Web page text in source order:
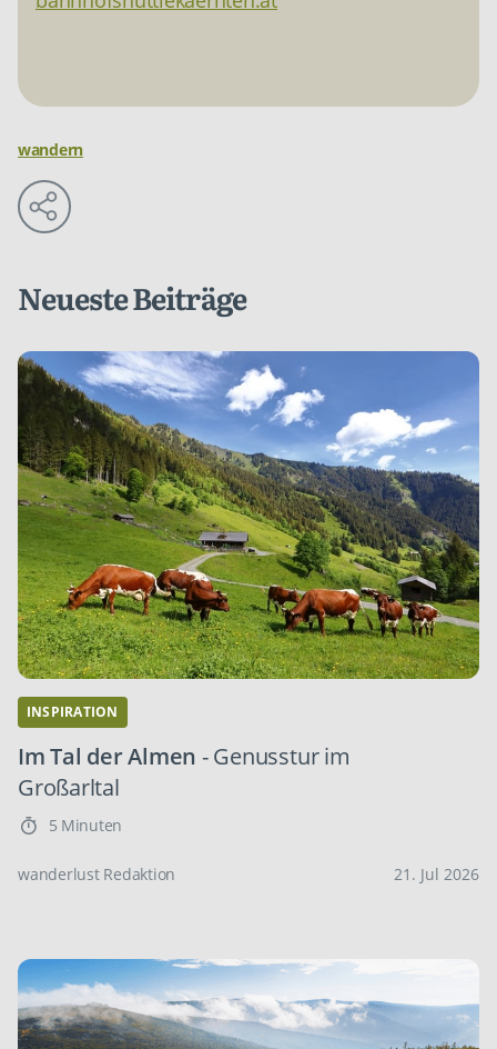
wandern
Neueste Beiträge
INSPIRATION
Im Tal der Almen - Genusstur im
Großarltal
5 Minuten
wanderlust Redaktion 21. Jul 2026